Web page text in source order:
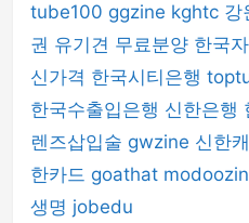
tube100 ggzine kghtc 강
권 유기견 무료분양 한국
신가격 한국시티은행
한국수출입은행 신한은행
렌즈삽입술 gwzine 신한
한카드 goathat
생명 jobedu